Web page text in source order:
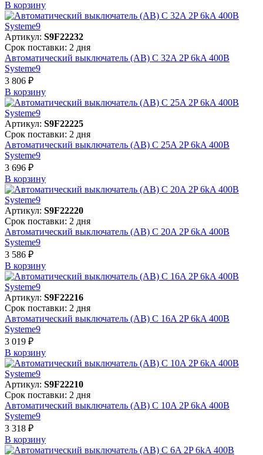
В корзинy
Артикул: S9F22232
Срок поставки: 2 дня
Автоматический выключатель (АВ) C 32A 2P 6kA 400В
Systeme9
3 806 ₽
В корзинy
Артикул: S9F22225
Срок поставки: 2 дня
Автоматический выключатель (АВ) C 25A 2P 6kA 400В
Systeme9
3 696 ₽
В корзинy
Артикул: S9F22220
Срок поставки: 2 дня
Автоматический выключатель (АВ) C 20A 2P 6kA 400В
Systeme9
3 586 ₽
В корзинy
Артикул: S9F22216
Срок поставки: 2 дня
Автоматический выключатель (АВ) C 16A 2P 6kA 400В
Systeme9
3 019 ₽
В корзинy
Артикул: S9F22210
Срок поставки: 2 дня
Автоматический выключатель (АВ) C 10A 2P 6kA 400В
Systeme9
3 318 ₽
В корзинy